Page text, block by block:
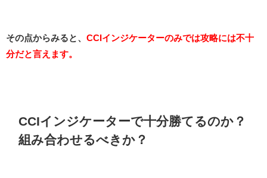
その点からみると、 CCIインジケーターのみでは攻略には不十
分だと言えます。
CCIインジケーターで十分勝てるのか？
組み合わせるべきか？